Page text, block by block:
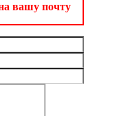
вашу почту